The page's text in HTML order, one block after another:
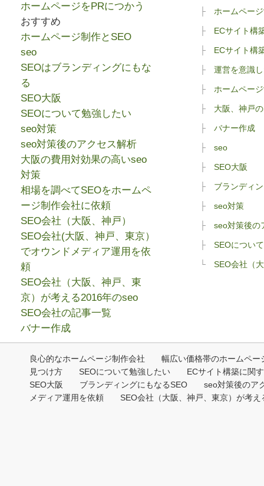
ホームペー
ECサイト構
ECサイト構
運営を意識
ホームペー
大阪、神戸
バナー作成
seo
SEO大阪
ブランディ
seo対策
seo対策後の
SEOについ
SEO会社（
ホームページをPRにつかう
おすすめ
ホームページ制作とSEO
seo
SEOはブランディングにもな
る
SEO大阪
SEOについて勉強したい
seo対策
seo対策後のアクセス解析
大阪の費用対効果の高いseo
対策
相場を調べてSEOをホームペ
ージ制作会社に依頼
SEO会社（大阪、神戸）
SEO会社(大阪、神戸、東京）
でオウンドメディア運用を依
頼
SEO会社（大阪、神戸、東
京）が考える2016年のseo
SEO会社の記事一覧
バナー作成
良心的なホームページ制作会社
幅広い価格帯のホームペー
見つけ方
SEOについて勉強したい
ECサイト構築に関
SEO大阪
ブランディングにもなるSEO
seo対策後のア
メディア運用を依頼
SEO会社（大阪、神戸、東京）が考